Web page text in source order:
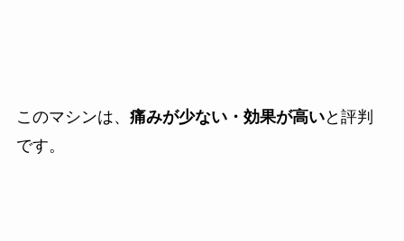
このマシンは、 痛みが少ない・効果が高いと評判
です。